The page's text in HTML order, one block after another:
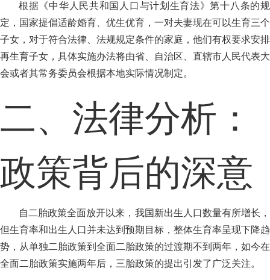
根据《中华人民共和国人口与计划生育法》第十八条的规
定，国家提倡适龄婚育、优生优育，一对夫妻现在可以生育三个
子女，对于符合法律、法规规定条件的家庭，他们有权要求安排
再生育子女，具体实施办法将由省、自治区、直辖市人民代表大
会或者其常务委员会根据本地实际情况制定。
二、法律分析：
政策背后的深意
自二胎政策全面放开以来，我国新出生人口数量有所增长，
但生育率和出生人口并未达到预期目标，整体生育率呈现下降趋
势，从单独二胎政策到全面二胎政策的过渡期不到两年，如今在
全面二胎政策实施两年后，三胎政策的提出引发了广泛关注。